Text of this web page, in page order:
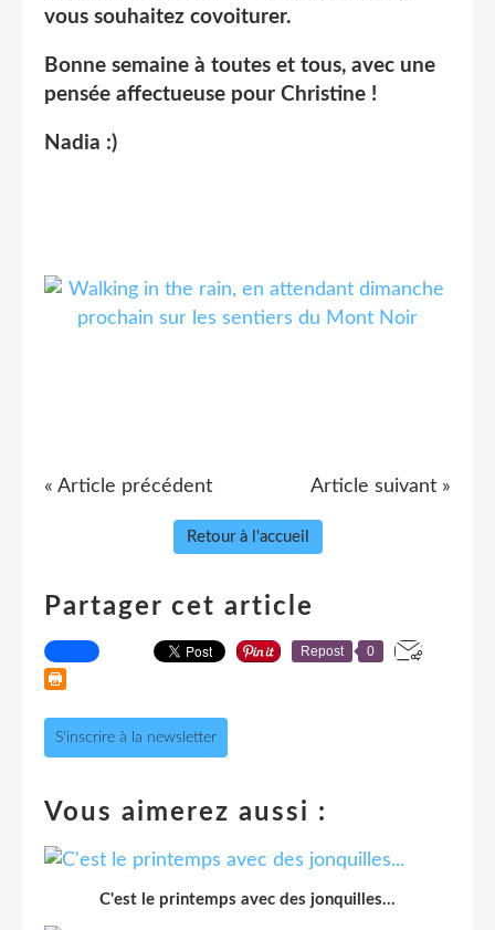
vous souhaitez covoiturer.
Bonne semaine à toutes et tous, avec une
pensée affectueuse pour Christine !
Nadia :)
« Article précédent Article suivant »
Retour à l'accueil
Partager cet article
Repost 0
S'inscrire à la newsletter
Vous aimerez aussi :
C'est le printemps avec des jonquilles...